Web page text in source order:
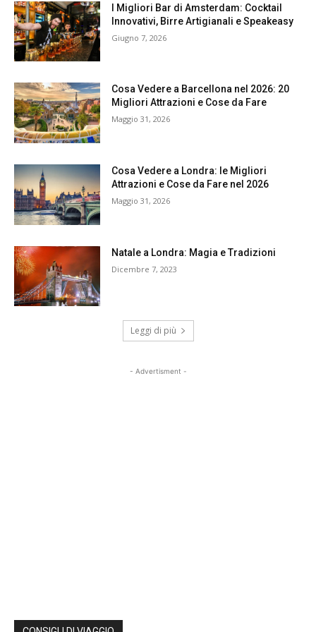
I Migliori Bar di Amsterdam: Cocktail
Innovativi, Birre Artigianali e Speakeasy
Giugno 7, 2026
Cosa Vedere a Barcellona nel 2026: 20
Migliori Attrazioni e Cose da Fare
Maggio 31, 2026
Cosa Vedere a Londra: le Migliori
Attrazioni e Cose da Fare nel 2026
Maggio 31, 2026
Natale a Londra: Magia e Tradizioni
Dicembre 7, 2023
Leggi di più
- Advertisment -